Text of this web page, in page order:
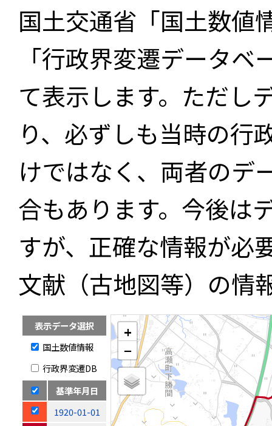
国土交通省「国土数値
「行政界変遷データ
て表示します。ただし
り、必ずしも当時の行
けではなく、両者のデ
合もあります。今後は
すが、正確な情報が必
文献（古地図等）の情
表示データ選択
国土数値情報
行政界変遷DB
基準年月日
1920-01-01
+
−